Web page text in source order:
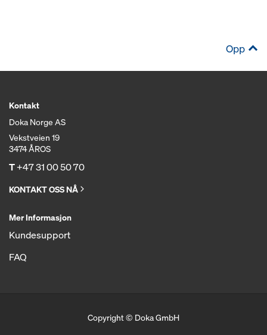
Opp
Kontakt
Doka Norge AS
Vekstveien 19
3474 ÅROS
T+47 31 00 50 70
KONTAKT OSS NÅ
Mer Informasjon
Kundesupport
FAQ
Copyright © Doka GmbH